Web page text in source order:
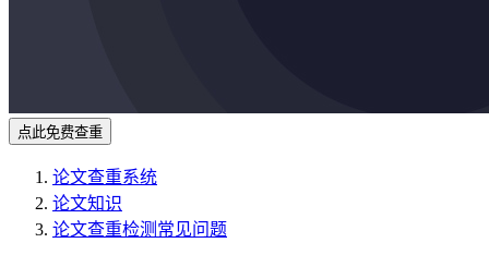
点此免费查重
论文查重系统
论文知识
论文查重检测常见问题